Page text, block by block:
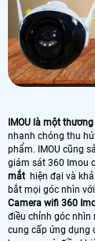
IMOU là một
nhanh chóng thu
phẩm. IMOU cũng
giám sát 360 Imou
mắt hiện đại và
bắt mọi góc nhìn
Camera wifi 360
điều chỉnh góc nhìn
cung cấp ứng dụng